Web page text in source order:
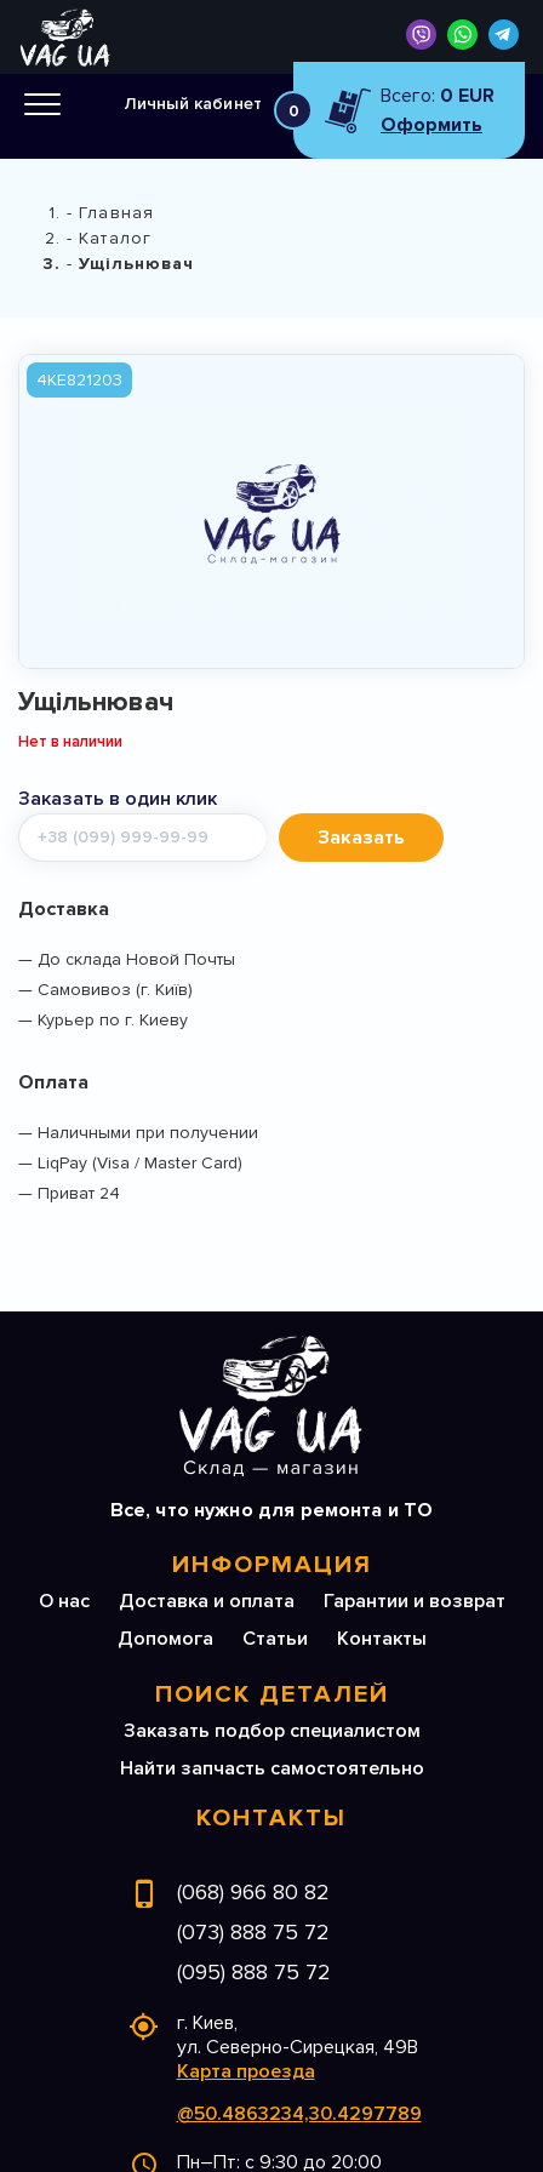
Личный кабинет 0
Всего: 0 EUR
Оформить
Главная
Каталог
Ущільнювач
4KE821203
Ущільнювач
Нет в наличии
Заказать в один клик
Мобильный
телефон
Заказать
Доставка
— До склада Новой Почты
— Самовивоз (г. Київ)
— Курьер по г. Киеву
Оплата
— Наличными при получении
— LiqPay (Visa / Master Card)
— Приват 24
Все, что нужно для ремонта и ТО
ИНФОРМАЦИЯ
О нас Доставка и оплата
Гарантии и возврат
Допомога
Статьи Контакты
ПОИСК ДЕТАЛЕЙ
Заказать подбор специалистом
Найти запчасть самостоятельно
КОНТАКТЫ
(068) 966 80 82
(073) 888 75 72
(095) 888 75 72
г. Киев,
ул. Северно-Сирецкая, 49В
Карта проезда
@50.4863234,30.4297789
Пн–Пт: с 9:30 до 20:00